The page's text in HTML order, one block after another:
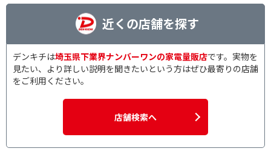
近くの店舗を探す
デンキチは埼玉県下業界ナンバーワンの家電量販店です。実物を
見たい、より詳しい説明を聞きたいという方はぜひ最寄りの店舗
をご利用ください。
店舗検索へ